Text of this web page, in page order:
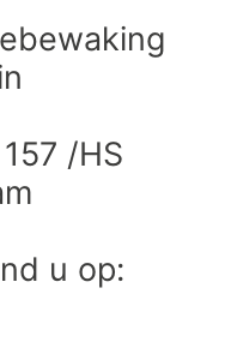
/HS
u op: